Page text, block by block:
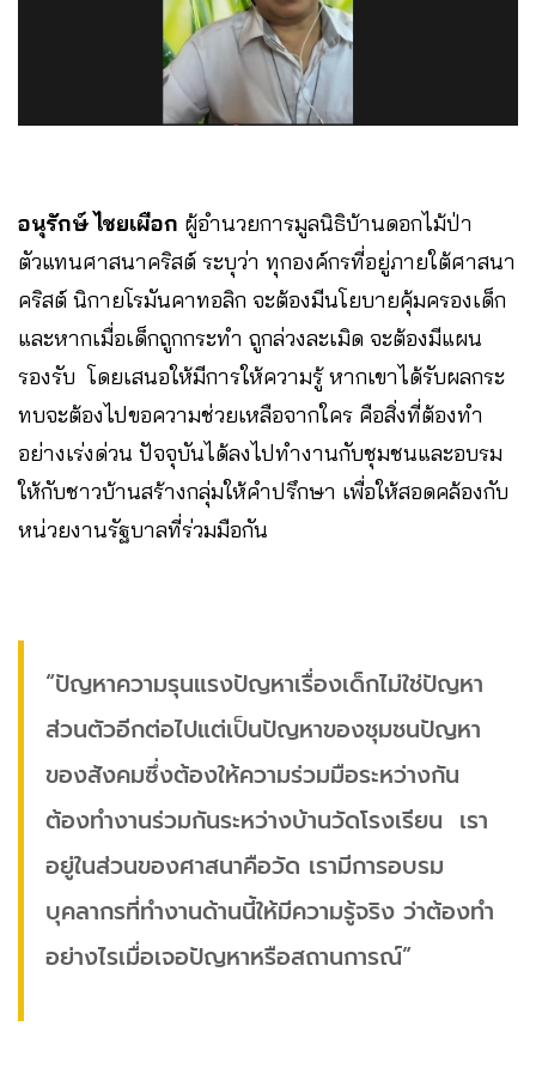
อนุรักษ์ ไชยเผือก ผู้อำนวยการมูลนิธิบ้านดอกไม้ป่า
ตัวแทนศาสนาคริสต์ ระบุว่า ทุกองค์กรที่อยู่ภายใต้ศาสนา
คริสต์ นิกายโรมันคาทอลิก จะต้องมีนโยบายคุ้มครองเด็ก
และหากเมื่อเด็กถูกกระทำ ถูกล่วงละเมิด จะต้องมีแผน
รองรับ โดยเสนอให้มีการให้ความรู้ หากเขาได้รับผลกระ
ทบจะต้องไปขอความช่วยเหลือจากใคร คือสิ่งที่ต้องทำ
อย่างเร่งด่วน ปัจจุบันได้ลงไปทำงานกับชุมชนและอบรม
ให้กับชาวบ้านสร้างกลุ่มให้คำปรึกษา เพื่อให้สอดคล้องกับ
หน่วยงานรัฐบาลที่ร่วมมือกัน
“ปัญหาความรุนแรงปัญหาเรื่องเด็กไม่ใช่ปัญหา
ส่วนตัวอีกต่อไปแต่เป็นปัญหาของชุมชนปัญหา
ของสังคมซึ่งต้องให้ความร่วมมือระหว่างกัน
ต้องทำงานร่วมกันระหว่างบ้านวัดโรงเรียน เรา
อยู่ในส่วนของศาสนาคือวัด เรามีการอบรม
บุคลากรที่ทำงานด้านนี้ให้มีความรู้จริง ว่าต้องทำ
อย่างไรเมื่อเจอปัญหาหรือสถานการณ์”